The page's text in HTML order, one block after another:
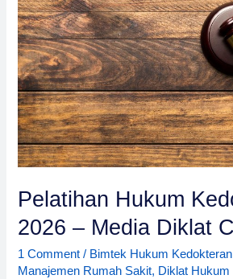
Pelatihan Hukum
2026 – Media Diklat
1 Comment / Bimtek Hukum
Manajemen Rumah Sakit, Diklat